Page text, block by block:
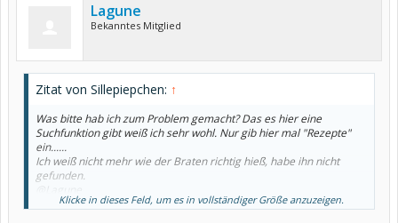
Lagune
Bekanntes Mitglied
Zitat von Sillepiepchen: ↑
Was bitte hab ich zum Problem gemacht? Das es hier eine
Suchfunktion gibt weiß ich sehr wohl. Nur gib hier mal "Rezepte"
ein......
Ich weiß nicht mehr wie der Braten richtig hieß, habe ihn nicht
gefunden.
Hab ich dir was getan? Oder hab ich was verpasst?
Klicke in dieses Feld, um es in vollständiger Größe anzuzeigen.